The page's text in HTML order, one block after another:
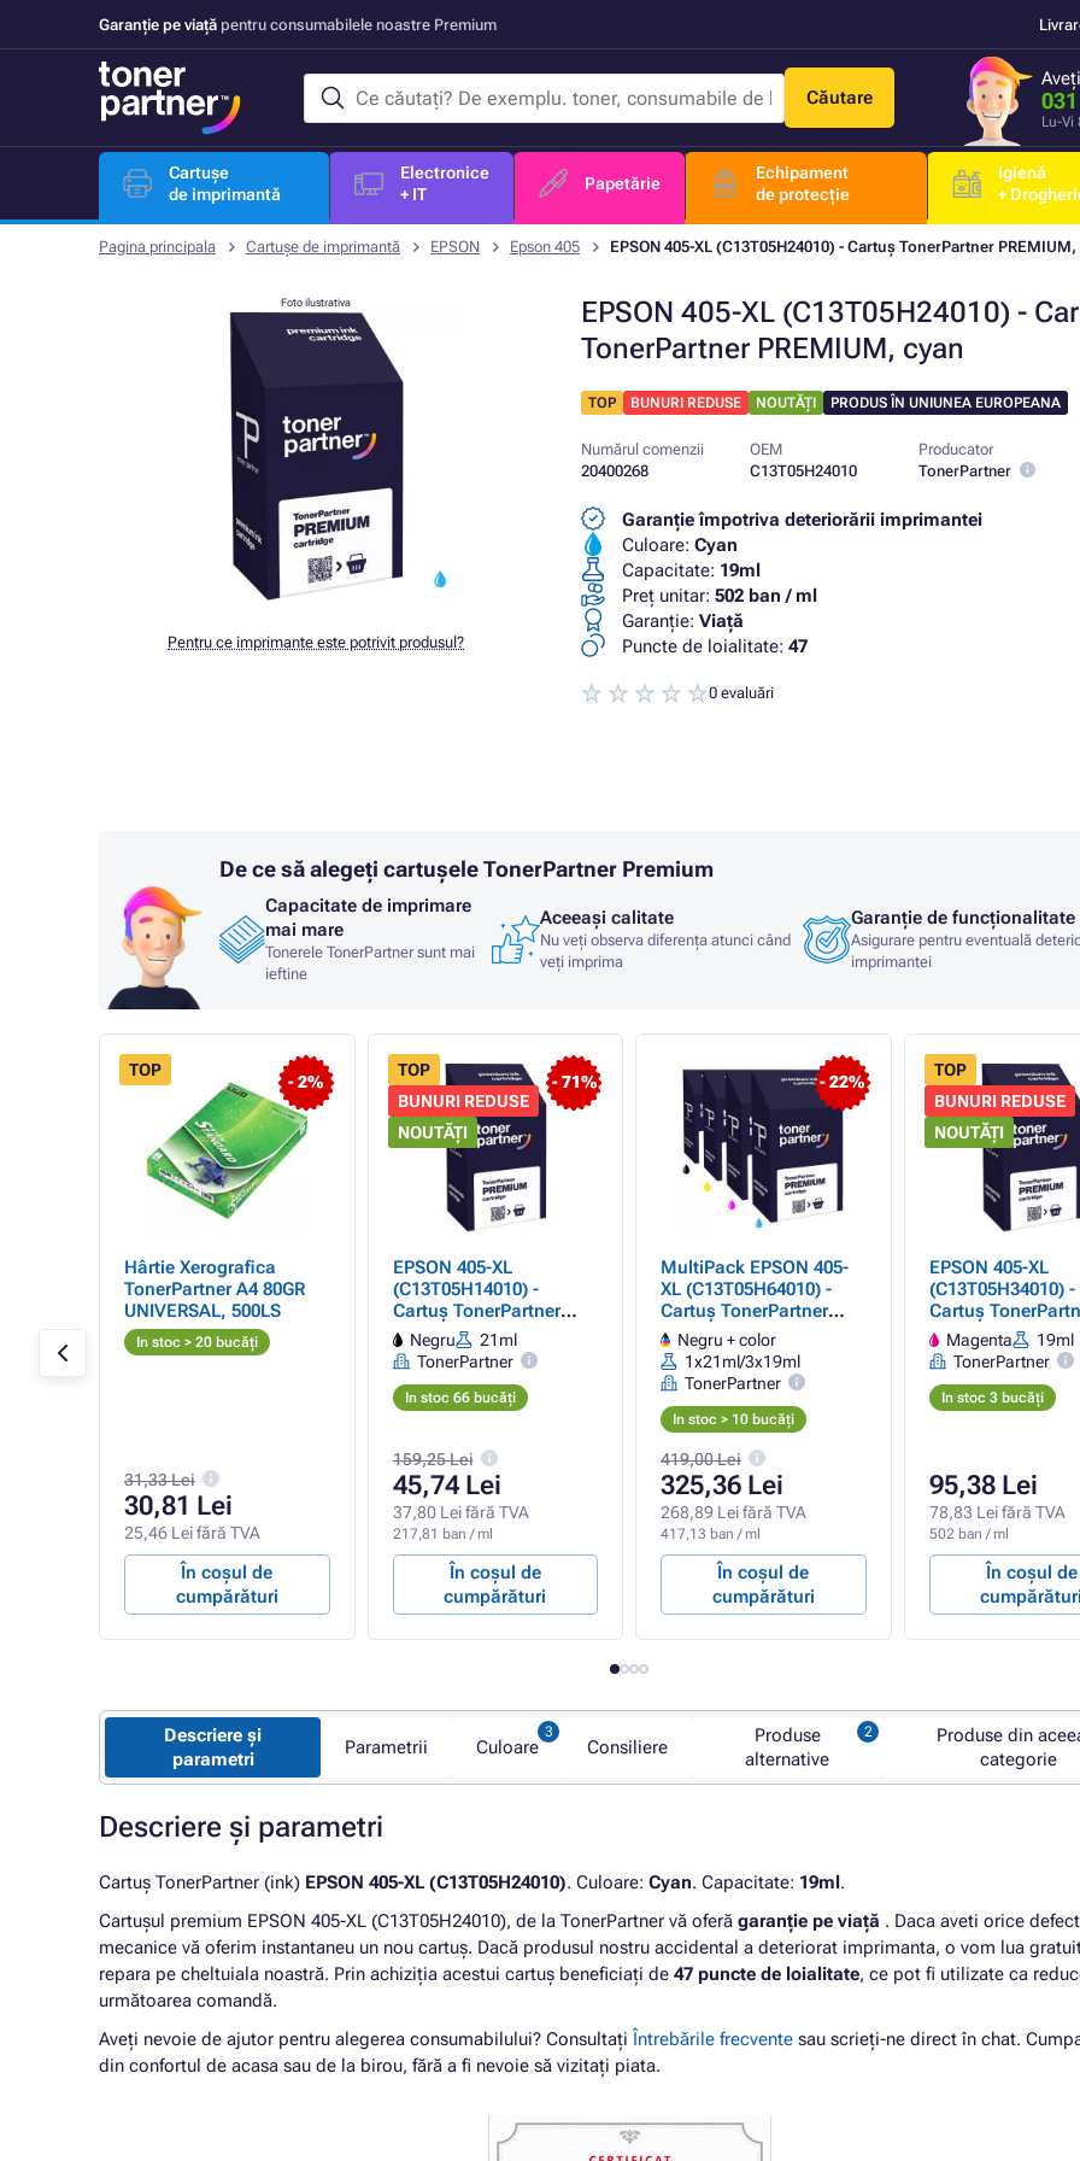
Garanție pe viață pentru consumabilele noastre Premium
Căutare
Lu-Vi
Cartușe
de imprimantă
Electronice
+ IT
Papetărie
Echipament
de protecție
Igienă
+
Pagina principala Cartușe de imprimantă EPSON Epson 405 EPSON 405-XL (C13T05H24010) - Cartuș TonerPartner PREMIUM,
EPSON 405-XL (C13T05H24010) -
TonerPartner PREMIUM, cyan
Foto ilustrativa
Pentru ce imprimante este potrivit produsul?
TOP BUNURI REDUSE NOUTĂȚI PRODUS ÎN UNIUNEA EUROPEANA
Numărul comenzii
20400268
OEM
C13T05H24010
Producator
TonerPartner
Garanție împotriva deteriorării imprimantei
Culoare: Cyan
Capacitate: 19ml
Preț unitar: 502 ban / ml
Garanţie: Viaţă
Puncte de loialitate: 47
0 evaluări
De ce să alegeți cartușele TonerPartner Premium
Capacitate de imprimare
mai mare
Tonerele TonerPartner sunt mai
ieftine
Aceeași calitate
Nu veți observa diferența atunci când
veți imprima
Garanție de funcționalitate
Asigurare pentru eventuală
imprimantei
- 2%
TOP
Hârtie Xerografica
TonerPartner A4 80GR
UNIVERSAL, 500LS
In stoc > 20 bucăți
31,33 Lei
30,81 Lei
25,46 Lei fără TVA
În coșul de
cumpărături
- 71%
TOP
BUNURI REDUSE
NOUTĂȚI
EPSON 405-XL
(C13T05H14010) -
Cartuș TonerPartner
PREMIUM, black (negru)
Negru
21ml
TonerPartner
In stoc 66 bucăți
159,25 Lei
45,74 Lei
37,80 Lei fără TVA
217,81 ban / ml
În coșul de
cumpărături
- 22%
MultiPack EPSON 405-
XL (C13T05H64010) -
Cartuș TonerPartner
PREMIUM, black + color
(negru + color)
Negru + color
1x21ml/3x19ml
TonerPartner
In stoc > 10 bucăți
419,00 Lei
325,36 Lei
268,89 Lei fără TVA
417,13 ban / ml
În coșul de
cumpărături
TOP
BUNURI REDUSE
NOUTĂȚI
EPSON 405-XL
(C13T05H34010) -
Cartuș
PREMIUM,
Magenta
19ml
TonerPartner
In stoc 3 bucăți
95,38 Lei
78,83 Lei fără TVA
502 ban / ml
În coșul de
cumpărături
Descriere și
parametri
Parametrii Culoare Consiliere
Produse
alternative
Produse din
categorie
Descriere și parametri
Cartuș TonerPartner (ink) EPSON 405-XL (C13T05H24010). Culoare: Cyan. Capacitate: 19ml.
Cartușul premium EPSON 405-XL (C13T05H24010), de la TonerPartner vă oferă garanție pe viață . Daca aveti orice defect
mecanice vă oferim instantaneu un nou cartuș. Dacă produsul nostru accidental a deteriorat imprimanta, o vom lua
repara pe cheltuiala noastră. Prin achiziția acestui cartuș beneficiați de 47 puncte de loialitate, ce pot fi utilizate ca
următoarea comandă.
Aveți nevoie de ajutor pentru alegerea consumabilului? Consultați Întrebările frecvente sau scrieți-ne direct în chat.
din confortul de acasa sau de la birou, fără a fi nevoie să vizitați piata.